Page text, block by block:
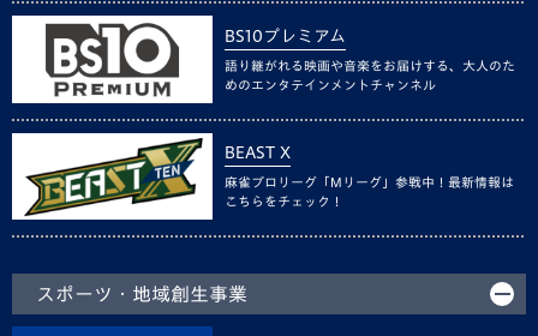
BS10プレミアム
語り継がれる映画や音楽をお届けする、大人のた
めのエンタテインメントチャンネル
BEAST X
麻雀プロリーグ「Mリーグ」参戦中！最新情報は
こちらをチェック！
スポーツ・地域創生事業